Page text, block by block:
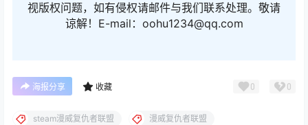
视版权问题，如有侵权请邮件与我们联系处理。敬请
谅解！E-mail：oohu1234@qq.com
海报分享 收藏 0 0
steam漫威复仇者联盟 漫威复仇者联盟